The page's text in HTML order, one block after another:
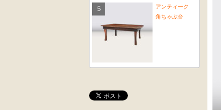
アンティーク
角ちゃぶ台